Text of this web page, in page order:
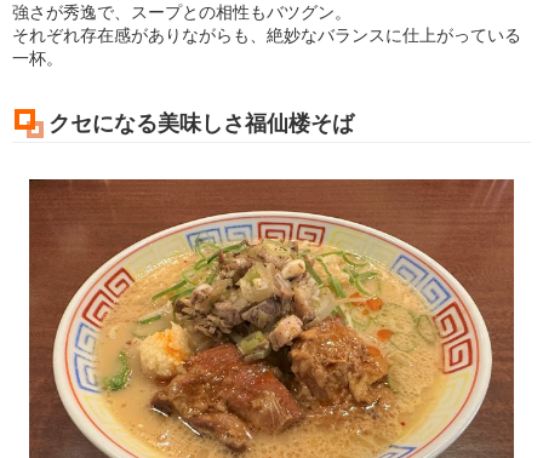
強さが秀逸で、スープとの相性もバツグン。
それぞれ存在感がありながらも、絶妙なバランスに仕上がっている
一杯。
クセになる美味しさ福仙楼そば